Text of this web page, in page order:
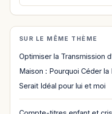
SUR LE MÊME THÈME
Optimiser la Transmission
Maison : Pourquoi Céder
Serait Idéal pour lui et moi